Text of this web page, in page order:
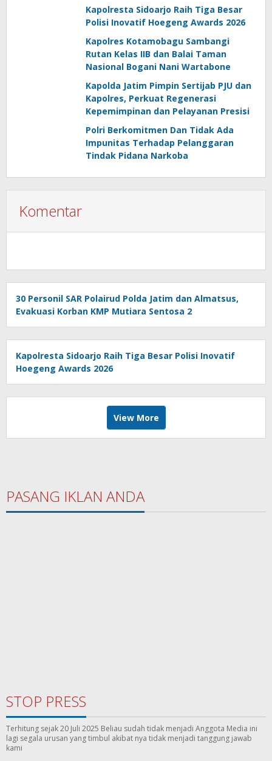
Kapolresta Sidoarjo Raih Tiga Besar
Polisi Inovatif Hoegeng Awards 2026
Kapolres Kotamobagu Sambangi
Rutan Kelas IIB dan Balai Taman
Nasional Bogani Nani Wartabone
Kapolda Jatim Pimpin Sertijab PJU dan
Kapolres, Perkuat Regenerasi
Kepemimpinan dan Pelayanan Presisi
Polri Berkomitmen Dan Tidak Ada
Impunitas Terhadap Pelanggaran
Tindak Pidana Narkoba
Komentar
30 Personil SAR Polairud Polda Jatim dan Almatsus,
Evakuasi Korban KMP Mutiara Sentosa 2
Kapolresta Sidoarjo Raih Tiga Besar Polisi Inovatif
Hoegeng Awards 2026
View More
PASANG IKLAN ANDA
STOP PRESS
Terhitung sejak 20 Juli 2025 Beliau sudah tidak menjadi Anggota Media ini
lagi segala urusan yang timbul akibat nya tidak menjadi tanggung jawab
kami